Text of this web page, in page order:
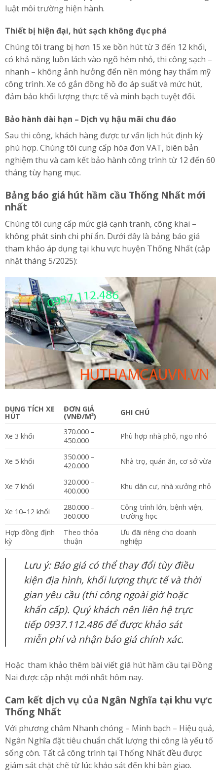
luật môi trường hiện hành.
Thiết bị hiện đại, hút sạch không đục phá
Chúng tôi trang bị hơn 15 xe bồn hút từ 3 đến 12 khối,
có khả năng luồn lách vào ngõ hẻm nhỏ, thi công sạch –
nhanh – không ảnh hưởng đến nền móng hay thẩm mỹ
công trình. Xe có gắn đồng hồ đo áp suất và mức hút,
đảm bảo khối lượng thực tế và minh bạch tuyệt đối.
Bảo hành dài hạn – Dịch vụ hậu mãi chu đáo
Sau thi công, khách hàng được tư vấn lịch hút định kỳ
phù hợp. Chúng tôi cung cấp hóa đơn VAT, biên bản
nghiệm thu và cam kết bảo hành công trình từ 12 đến 60
tháng tùy hạng mục.
Bảng báo giá hút hầm cầu Thống Nhất mới
nhất
Chúng tôi cung cấp mức giá cạnh tranh, công khai –
không phát sinh chi phí ẩn. Dưới đây là bảng báo giá
tham khảo áp dụng tại khu vực huyện Thống Nhất (cập
nhật tháng 5/2025):
DUNG TÍCH XE
HÚT
ĐƠN GIÁ
(VNĐ/M³) GHI CHÚ
Xe 3 khối
370.000 –
450.000
Phù hợp nhà phố, ngõ nhỏ
Xe 5 khối
350.000 –
420.000
Nhà trọ, quán ăn, cơ sở vừa
Xe 7 khối
320.000 –
400.000
Khu dân cư, nhà xưởng nhỏ
Xe 10–12 khối
280.000 –
360.000
Công trình lớn, bệnh viện,
trường học
Hợp đồng định
kỳ
Theo thỏa
thuận
Ưu đãi riêng cho doanh
nghiệp
Lưu ý: Báo giá có thể thay đổi tùy điều
kiện địa hình, khối lượng thực tế và thời
gian yêu cầu (thi công ngoài giờ hoặc
khẩn cấp). Quý khách nên liên hệ trực
tiếp 0937.112.486 để được khảo sát
miễn phí và nhận báo giá chính xác.
Hoặc tham khảo thêm bài viết giá hút hầm cầu tại Đồng
Nai được cập nhật mới nhất hôm nay.
Cam kết dịch vụ của Ngân Nghĩa tại khu vực
Thống Nhất
Với phương châm Nhanh chóng – Minh bạch – Hiệu quả,
Ngân Nghĩa đặt tiêu chuẩn chất lượng thi công là yếu tố
sống còn. Tất cả công trình tại Thống Nhất đều được
giám sát chặt chẽ từ lúc khảo sát đến khi bàn giao.